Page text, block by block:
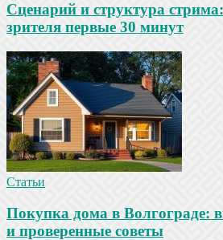
Сценарий и структура
зрителя первые 30 минут
Статьи
Покупка дома в Волгограде:
и проверенные советы